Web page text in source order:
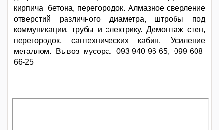
кирпича, бетона, перегородок. Алмазное сверление
отверстий различного диаметра, штробы под
коммуникации, трубы и электрику. Демонтаж стен,
перегородок, сантехнических кабин. Усиление
металлом. Вывоз мусора. 093-940-96-65, 099-608-
66-25